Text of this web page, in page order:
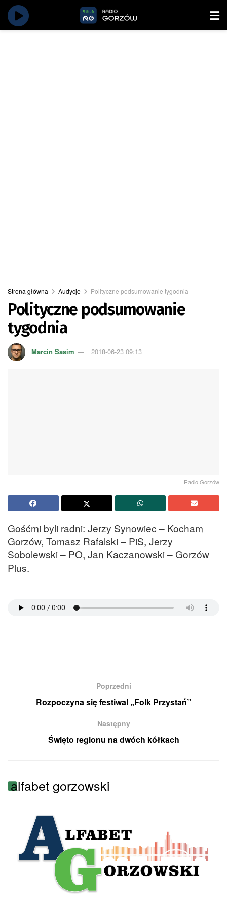
Strona główna Audycje Polityczne podsumowanie tygodnia
Polityczne podsumowanie
tygodnia
Marcin Sasim 2018-06-23 09:13
Radio Gorzów
Gośćmi byli radni: Jerzy Synowiec – Kocham
Gorzów, Tomasz Rafalski – PiS, Jerzy
Sobolewski – PO, Jan Kaczanowski – Gorzów
Plus.
Poprzedni
Rozpoczyna się festiwal „Folk Przystań”
Następny
Święto regionu na dwóch kółkach
alfabet gorzowski